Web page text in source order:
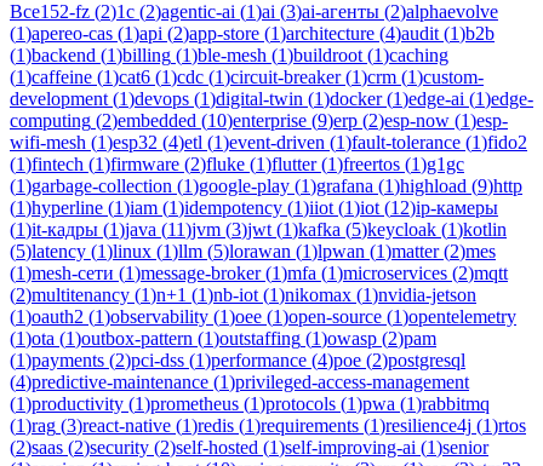
Все152-fz (2)1c (2)agentic-ai (1)ai (3)ai-агенты (2)alphaevolve
(1)apereo-cas (1)api (2)app-store (1)architecture (4)audit (1)b2b
(1)backend (1)billing (1)ble-mesh (1)buildroot (1)caching
(1)caffeine (1)cat6 (1)cdc (1)circuit-breaker(1)crm (1)custom-
development (1)devops (1)digital-twin (1)docker(1)edge-ai (1)edge-
computing (2)embedded (10)enterprise (9)erp (2)esp-now (1)esp-
wifi-mesh (1)esp32 (4)etl (1)event-driven (1)fault-tolerance (1)fido2
(1)fintech (1)firmware (2)fluke (1)flutter(1)freertos (1)g1gc
(1)garbage-collection (1)google-play (1)grafana (1)highload (9)http
(1)hyperline (1)iam (1)idempotency (1)iiot (1)iot (12)ip-камеры
(1)it-кадры (1)java (11)jvm (3)jwt (1)kafka (5)keycloak (1)kotlin
(5)latency (1)linux (1)llm (5)lorawan (1)lpwan (1)matter(2)mes
(1)mesh-сети (1)message-broker(1)mfa (1)microservices (2)mqtt
(2)multitenancy (1)n+1 (1)nb-iot (1)nikomax (1)nvidia-jetson
(1)oauth2 (1)observability (1)oee (1)open-source (1)opentelemetry
(1)ota (1)outbox-pattern (1)outstaffing (1)owasp (2)pam
(1)payments (2)pci-dss (1)performance (4)poe (2)postgresql
(4)predictive-maintenance (1)privileged-access-management
(1)productivity (1)prometheus (1)protocols (1)pwa (1)rabbitmq
(1)rag (3)react-native (1)redis (1)requirements (1)resilience4j (1)rtos
(2)saas (2)security (2)self-hosted (1)self-improving-ai (1)senior